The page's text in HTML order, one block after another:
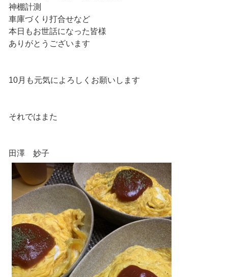
神棚計測
車庫づくり打合せなど
本日もお世話になった皆様
ありがとうございます
10月も元気によろしくお願いします
それではまた
田澤 妙子